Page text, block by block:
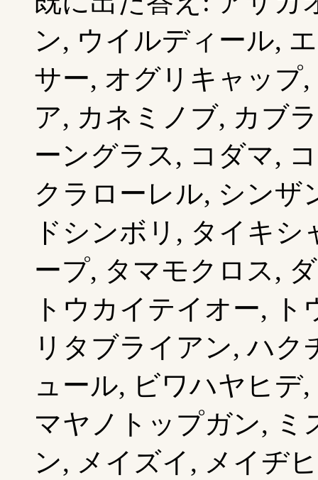
ン, ウイルディール,
サー, オグリキャップ
ア, カネミノブ, カブ
ーングラス, コダマ,
クラローレル, シンザ
ドシンボリ, タイキ
ープ, タマモクロス,
トウカイテイオー,
リタブライアン, ハ
ュール, ビワハヤヒデ
マヤノトップガン, ミ
ン, メイズイ, メイヂ